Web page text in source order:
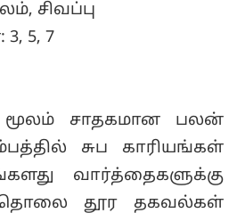
சிவப்பு
5, 7
சாதகமான பலன்
சுப காரியங்கள்
வார்த்தைகளுக்கு
தொலை தூர தகவல்கள்